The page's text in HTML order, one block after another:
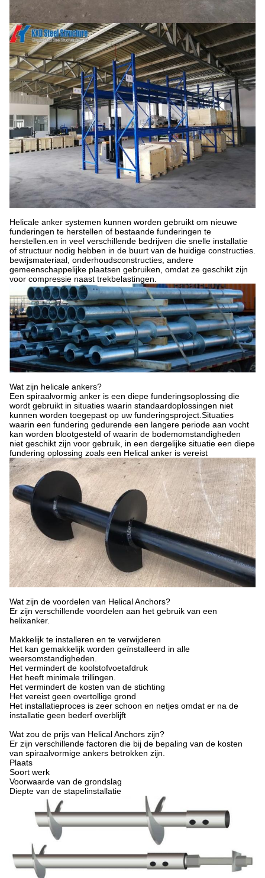
Helicale anker systemen kunnen worden gebruikt om nieuwe
funderingen te herstellen of bestaande funderingen te
herstellen.en in veel verschillende bedrijven die snelle installatie
of structuur nodig hebben in de buurt van de huidige constructies.
bewijsmateriaal, onderhoudsconstructies, andere
gemeenschappelijke plaatsen gebruiken, omdat ze geschikt zijn
voor compressie naast trekbelastingen.
Wat zijn helicale ankers?
Een spiraalvormig anker is een diepe funderingsoplossing die
wordt gebruikt in situaties waarin standaardoplossingen niet
kunnen worden toegepast op uw funderingsproject.Situaties
waarin een fundering gedurende een langere periode aan vocht
kan worden blootgesteld of waarin de bodemomstandigheden
niet geschikt zijn voor gebruik, in een dergelijke situatie een diepe
fundering oplossing zoals een Helical anker is vereist
Wat zijn de voordelen van Helical Anchors?
Er zijn verschillende voordelen aan het gebruik van een
helixanker.
Makkelijk te installeren en te verwijderen
Het kan gemakkelijk worden geïnstalleerd in alle
weersomstandigheden.
Het vermindert de koolstofvoetafdruk
Het heeft minimale trillingen.
Het vermindert de kosten van de stichting
Het vereist geen overtollige grond
Het installatieproces is zeer schoon en netjes omdat er na de
installatie geen bederf overblijft
Wat zou de prijs van Helical Anchors zijn?
Er zijn verschillende factoren die bij de bepaling van de kosten
van spiraalvormige ankers betrokken zijn.
Plaats
Soort werk
Voorwaarde van de grondslag
Diepte van de stapelinstallatie